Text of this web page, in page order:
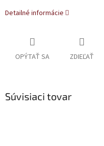
Detailné informácie
OPÝTAŤ SA ZDIEĽAŤ
Súvisiaci tovar